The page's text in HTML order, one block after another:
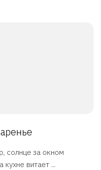
солнце за окном
кухне витает ...